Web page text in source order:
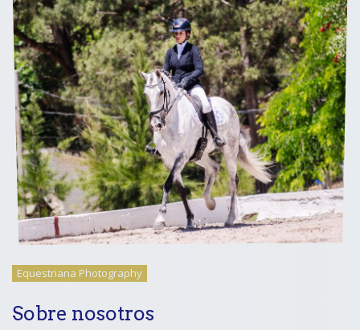
Sobre nosotros
Equestriana Photography